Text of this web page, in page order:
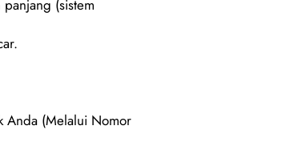
(sistem
Anda (Melalui Nomor